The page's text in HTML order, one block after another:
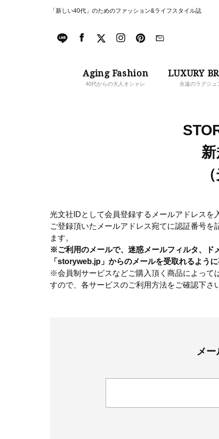
「新しい40代」のためのファッション&ライフスタイル誌
Aging Fashion
40代からの大人オシャレ
LUXURY
永遠のラグジュ
光文社IDとして会員登録するメールアドレスを
ご登録頂いたメールアドレス宛てに認証番号
ます。
※ご利用のメールで、迷惑メールフィルタ、ド
「storyweb.jp」からのメールを受取れるよう
※会員制サービスなどご購入頂く商品によって
すので、各サービスのご利用方法をご確認下さ
メ